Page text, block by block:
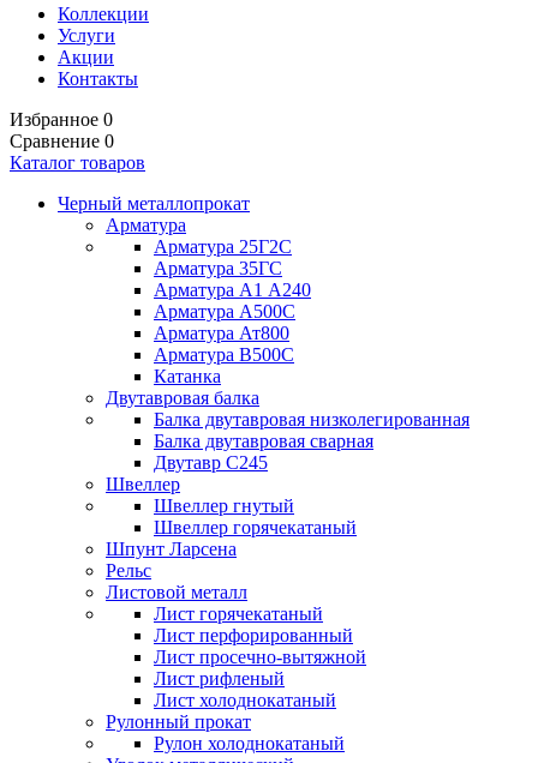
Коллекции
Услуги
Акции
Контакты
Избранное 0
Сравнение 0
Каталог товаров
Черный металлопрокат
Арматура
Арматура 25Г2С
Арматура 35ГС
Арматура А1 А240
Арматура А500С
Арматура Ат800
Арматура В500С
Катанка
Двутавровая балка
Балка двутавровая низколегированная
Балка двутавровая сварная
Двутавр С245
Швеллер
Швеллер гнутый
Швеллер горячекатаный
Шпунт Ларсена
Рельс
Листовой металл
Лист горячекатаный
Лист перфорированный
Лист просечно-вытяжной
Лист рифленый
Лист холоднокатаный
Рулонный прокат
Рулон холоднокатаный